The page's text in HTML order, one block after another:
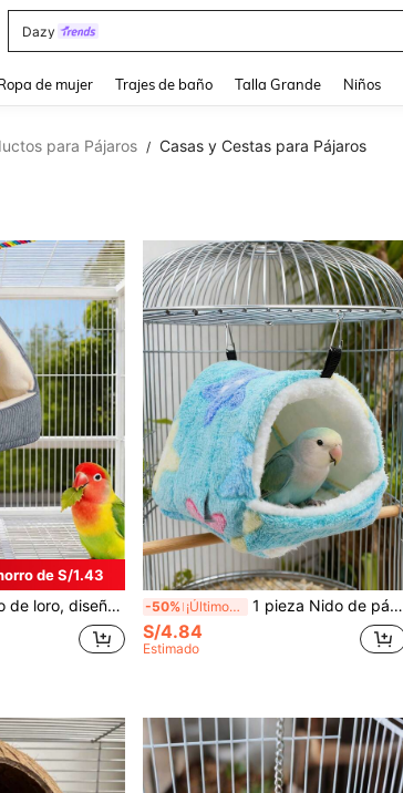
Dazy
de mujer Trajes de baño Talla Grande Niños
para Pájaros / Casas y Cestas para Pájaros
de S/1.43
decoración del hogar, cama colgante para hámster, juguetes para pájaros, casa para pájaros, nido para pájaros, juguetes de peluche para pájaros, cama colgante para hámster, jaula para pájaros, suministros para pájaros, casa para pájaros, juguetes para loros, jaula para ratones, accesorios de perchas para pájaros, baño para pájaros, perchas para pájaros, observación de aves, juegos para pájaros, cacatúa, juguetes para loros, jaula para loros -50% ¡Últimos 3 días 1 pieza Nido de pájaro, hamaca colgante para pájaros y mascotas pequeñas, de patrón aleatorio de corazón/estrella de mar, de peluche grueso y totalmente cerrado, a prueba de viento y cálido, súper suave, adecuado para otoño/invierno
S/4.84
Estimado